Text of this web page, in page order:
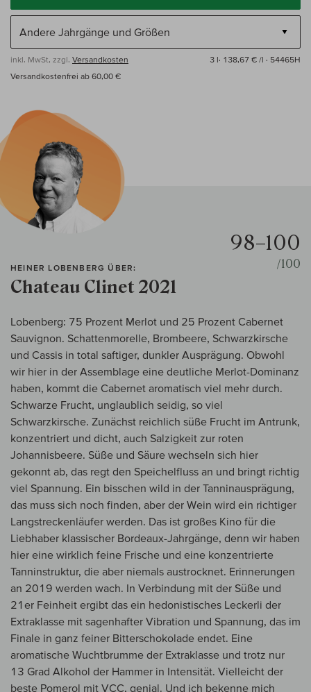
inkl. MwSt, zzgl. Versandkosten 3 l· 138,67 € /l · 54465H
Versandkostenfrei ab 60,00 €
HEINER LOBENBERG ÜBER:
Chateau Clinet 2021
98–100
/100
Lobenberg: 75 Prozent Merlot und 25 Prozent Cabernet
Sauvignon. Schattenmorelle, Brombeere, Schwarzkirsche
und Cassis in total saftiger, dunkler Ausprägung. Obwohl
wir hier in der Assemblage eine deutliche Merlot-Dominanz
haben, kommt die Cabernet aromatisch viel mehr durch.
Schwarze Frucht, unglaublich seidig, so viel
Schwarzkirsche. Zunächst reichlich süße Frucht im Antrunk,
konzentriert und dicht, auch Salzigkeit zur roten
Johannisbeere. Süße und Säure wechseln sich hier
gekonnt ab, das regt den Speichelfluss an und bringt richtig
viel Spannung. Ein bisschen wild in der Tanninausprägung,
das muss sich noch finden, aber der Wein wird ein richtiger
Langstreckenläufer werden. Das ist großes Kino für die
Liebhaber klassischer Bordeaux-Jahrgänge, denn wir haben
hier eine wirklich feine Frische und eine konzentrierte
Tanninstruktur, die aber niemals austrocknet. Erinnerungen
an 2019 werden wach. In Verbindung mit der Süße und
21er Feinheit ergibt das ein hedonistisches Leckerli der
Extraklasse mit sagenhafter Vibration und Spannung, das im
Finale in ganz feiner Bitterschokolade endet. Eine
aromatische Wuchtbrumme der Extraklasse und trotz nur
13 Grad Alkohol der Hammer in Intensität. Vielleicht der
beste Pomerol mit VCC, genial. Und ich bekenne mich